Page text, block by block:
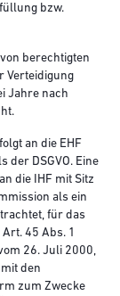
bzw.
berechtigten
Verteidigung
Jahre nach
an die EHF
der DSGVO. Eine
die IHF mit Sitz
als ein
für das
45 Abs. 1
26. Juli 2000,
den
zum Zwecke